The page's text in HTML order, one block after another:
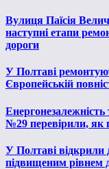
Вулиця Паїсія
наступні етапи
дороги
У Полтаві
Європейській
№29 перевірили, як
У Полтаві відкрили
підвищеним рівнем